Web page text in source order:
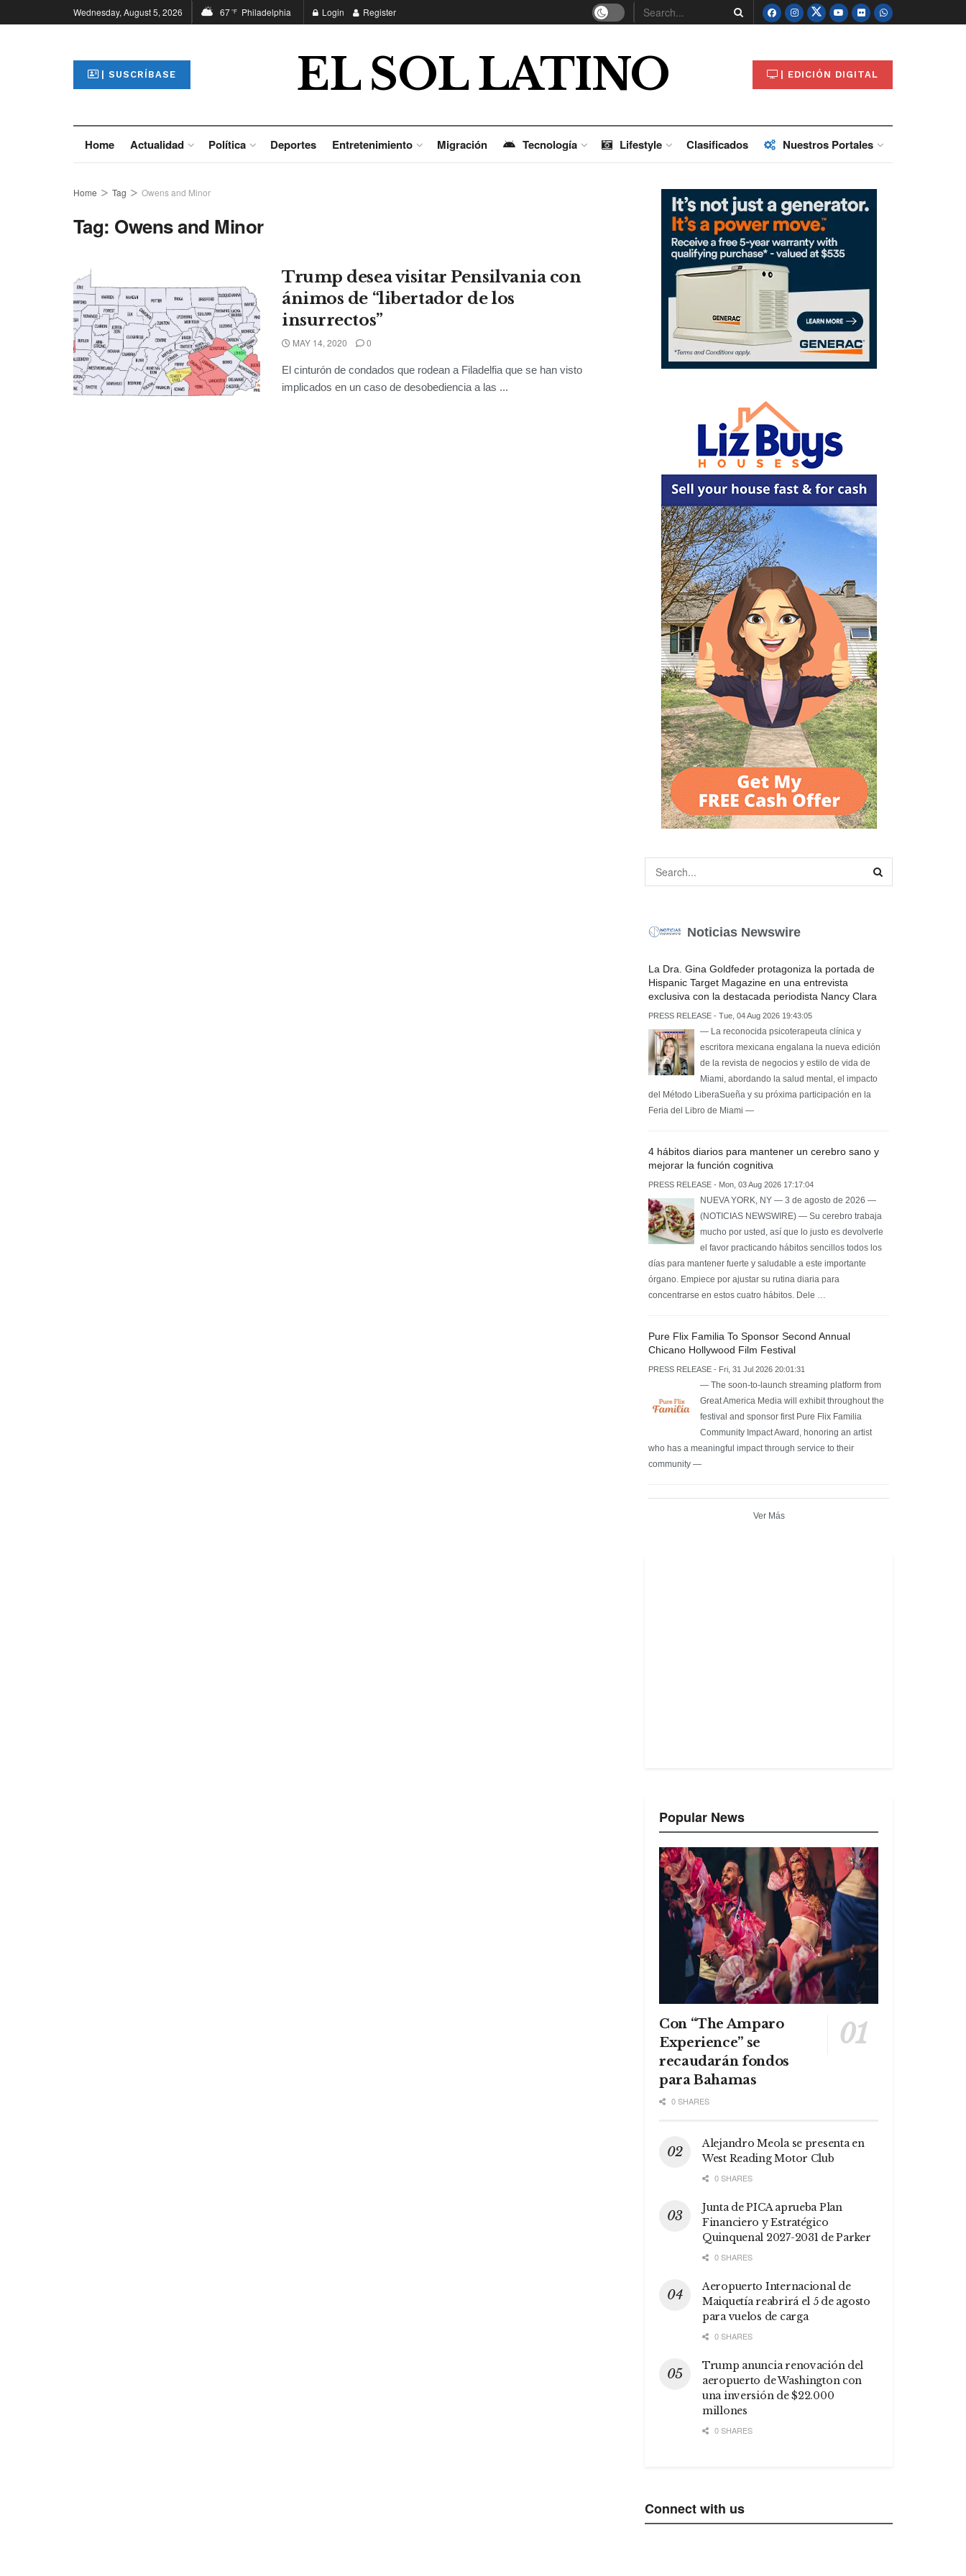
Wednesday, August 5, 2026 67°F Philadelphia Login Register
| SUSCRÍBASE EL SOL LATINO | EDICIÓN DIGITAL
Home Actualidad Política Deportes Entretenimiento Migración Tecnología Lifestyle Clasificados Nuestros Portales
Home Tag Owens and Minor
Tag: Owens and Minor
Trump desea visitar Pensilvania con
ánimos de “libertador de los
insurrectos”
MAY 14, 2020 0
El cinturón de condados que rodean a Filadelfia que se han visto
implicados en un caso de desobediencia a las ...
Noticias Newswire
La Dra. Gina Goldfeder protagoniza la portada de
Hispanic Target Magazine en una entrevista
exclusiva con la destacada periodista Nancy Clara
PRESS RELEASE - Tue, 04 Aug 2026 19:43:05
— La reconocida psicoterapeuta clínica y
escritora mexicana engalana la nueva edición
de la revista de negocios y estilo de vida de
Miami, abordando la salud mental, el impacto
del Método LiberaSueña y su próxima participación en la
Feria del Libro de Miami —
4 hábitos diarios para mantener un cerebro sano y
mejorar la función cognitiva
PRESS RELEASE - Mon, 03 Aug 2026 17:17:04
NUEVA YORK, NY — 3 de agosto de 2026 —
(NOTICIAS NEWSWIRE) — Su cerebro trabaja
mucho por usted, así que lo justo es devolverle
el favor practicando hábitos sencillos todos los
días para mantener fuerte y saludable a este importante
órgano. Empiece por ajustar su rutina diaria para
concentrarse en estos cuatro hábitos. Dele …
Pure Flix Familia To Sponsor Second Annual
Chicano Hollywood Film Festival
PRESS RELEASE - Fri, 31 Jul 2026 20:01:31
— The soon-to-launch streaming platform from
Great America Media will exhibit throughout the
festival and sponsor first Pure Flix Familia
Community Impact Award, honoring an artist
who has a meaningful impact through service to their
community —
Ver Más
Popular News
Con “The Amparo
Experience” se
recaudarán fondos
para Bahamas
0 SHARES
Alejandro Meola se presenta en
West Reading Motor Club
0 SHARES
Junta de PICA aprueba Plan
Financiero y Estratégico
Quinquenal 2027-2031 de Parker
0 SHARES
Aeropuerto Internacional de
Maiquetía reabrirá el 5 de agosto
para vuelos de carga
0 SHARES
Trump anuncia renovación del
aeropuerto de Washington con
una inversión de $22.000
millones
0 SHARES
Connect with us